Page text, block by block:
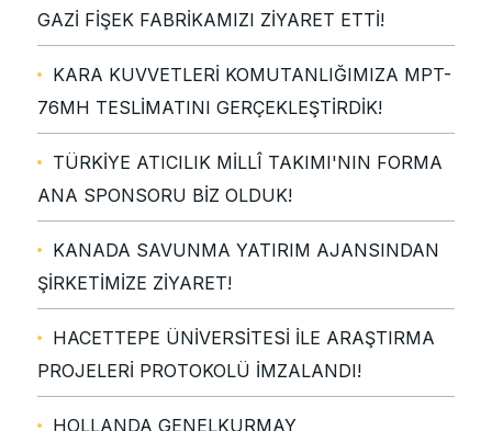
GAZİ FİŞEK FABRİKAMIZI ZİYARET ETTİ!
KARA KUVVETLERİ KOMUTANLIĞIMIZA MPT-
76MH TESLİMATINI GERÇEKLEŞTİRDİK!
TÜRKİYE ATICILIK MİLLÎ TAKIMI'NIN FORMA
ANA SPONSORU BİZ OLDUK!
KANADA SAVUNMA YATIRIM AJANSINDAN
ŞİRKETİMİZE ZİYARET!
HACETTEPE ÜNİVERSİTESİ İLE ARAŞTIRMA
PROJELERİ PROTOKOLÜ İMZALANDI!
HOLLANDA GENELKURMAY